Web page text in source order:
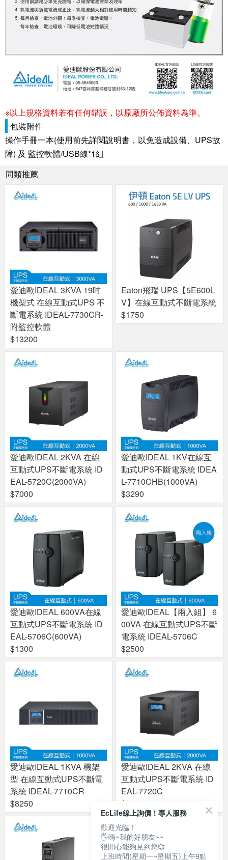
※以上規格資料若有任何錯誤，以原廠所公佈資料為準。
包裝附件
操作手冊一本(使用前先詳閱說明書，以免造成設備、UPS故
障) 及 監控軟體/USB線*1組
同類推薦
愛迪歐IDEAL 3KVA 19吋
機架式 在線互動式UPS 不
斷電系統 IDEAL-7730CR-
附監控軟體
$13200
Eaton飛瑞 UPS【5E600L
V】在線互動式不斷電系統
$1750
愛迪歐IDEAL 2KVA 在線
互動式UPS不斷電系統 ID
EAL-5720C(2000VA)
$7000
愛迪歐IDEAL 1KV在線互
動式UPS不斷電系統 IDEA
L-7710CHB(1000VA)
$3290
愛迪歐IDEAL 600VA在線
互動式UPS不斷電系統 ID
EAL-5706C(600VA)
$1300
愛迪歐IDEAL【兩入組】 6
00VA 在線互動式UPS不斷
電系統 IDEAL-5706C
$2500
愛迪歐IDEAL 1KVA 機架
型 在線互動式UPS不斷電
系統 IDEAL-7710CR
$8250
愛迪歐IDEAL 2KVA 在線
互動式UPS不斷電系統 ID
EAL-7720C
$8700
EcLife線上詢價！專人服務
歡迎光臨！
🖐嗨~我的好朋友~~
很開心能夠見到您💞
上班時間(星期一~星期五)上午9點